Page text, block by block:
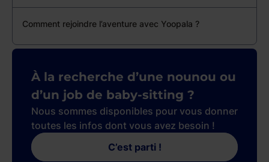
Comment rejoindre l’aventure avec Yoopala ?
À la recherche d’une nounou ou
d’un job de baby-sitting ?
Nous sommes disponibles pour vous donner
toutes les infos dont vous avez besoin !
C’est parti !